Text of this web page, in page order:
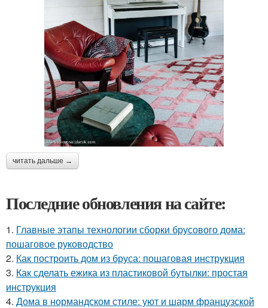
читать дальше →
Последние обновления на сайте:
1. Главные этапы технологии сборки брусового дома:
пошаговое руководство
2. Как построить дом из бруса: пошаговая инструкция
3. Как сделать ежика из пластиковой бутылки: простая
инструкция
4. Дома в нормандском стиле: уют и шарм французской